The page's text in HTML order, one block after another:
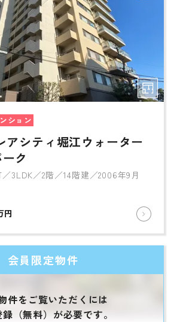
ション
アシティ堀江ウォーター
ク
3LDK／2階／14階建／2006年9月
円
会員限定物件
件をご覧いただくには
（無料）が必要です。